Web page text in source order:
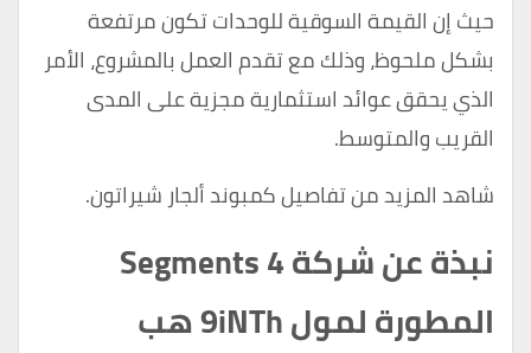
حيث إن القيمة السوقية للوحدات تكون مرتفعة
بشكل ملحوظ، وذلك مع تقدم العمل بالمشروع، الأمر
الذي يحقق عوائد استثمارية مجزية على المدى
القريب والمتوسط.
شاهد المزيد من تفاصيلكمبوند ألجار شيراتون.
نبذة عن شركة Segments 4
المطورة لمول 9iNTh هب